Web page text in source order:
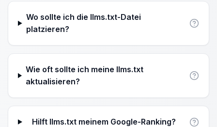
Wo sollte ich die llms.txt-Datei
platzieren?
Wie oft sollte ich meine llms.txt
aktualisieren?
Hilft llms.txt meinem Google-Ranking?